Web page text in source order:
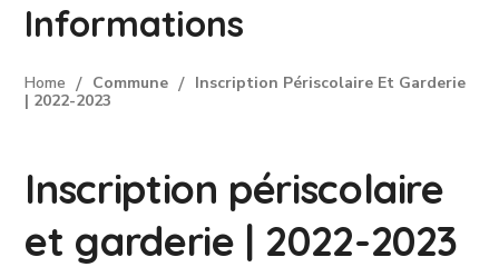
Informations
Home Commune
Inscription Périscolaire Et Garderie
| 2022-2023
Inscription périscolaire
et garderie | 2022-2023